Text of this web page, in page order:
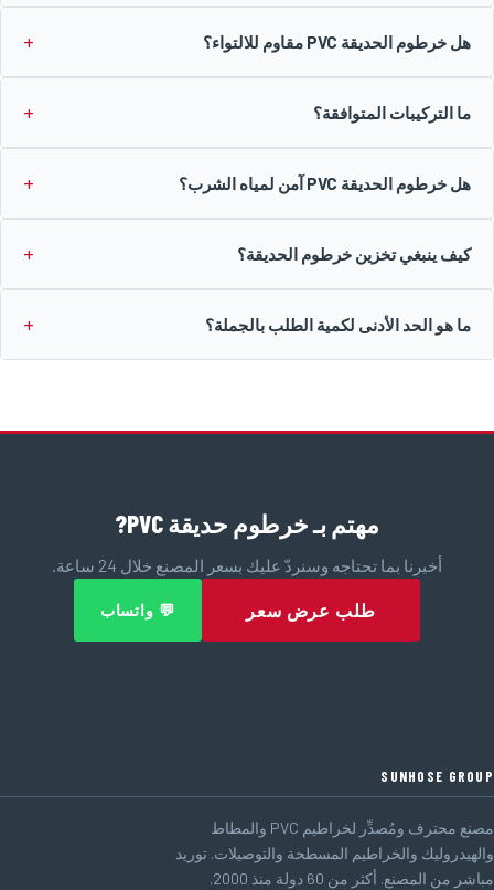
هل خرطوم الحديقة PVC مقاوم للالتواء؟
ما التركيبات المتوافقة؟
هل خرطوم الحديقة PVC آمن لمياه الشرب؟
كيف ينبغي تخزين خرطوم الحديقة؟
ما هو الحد الأدنى لكمية الطلب بالجملة؟
مهتم بـ خرطوم حديقة PVC?
أخبرنا بما تحتاجه وسنردّ عليك بسعر المصنع خلال 24 ساعة.
طلب عرض سعر 💬 واتساب
SUNHOSE GROUP
مصنع محترف ومُصدِّر لخراطيم PVC والمطاط
والهيدروليك والخراطيم المسطحة والتوصيلات. توريد
مباشر من المصنع. أكثر من 60 دولة منذ 2000.